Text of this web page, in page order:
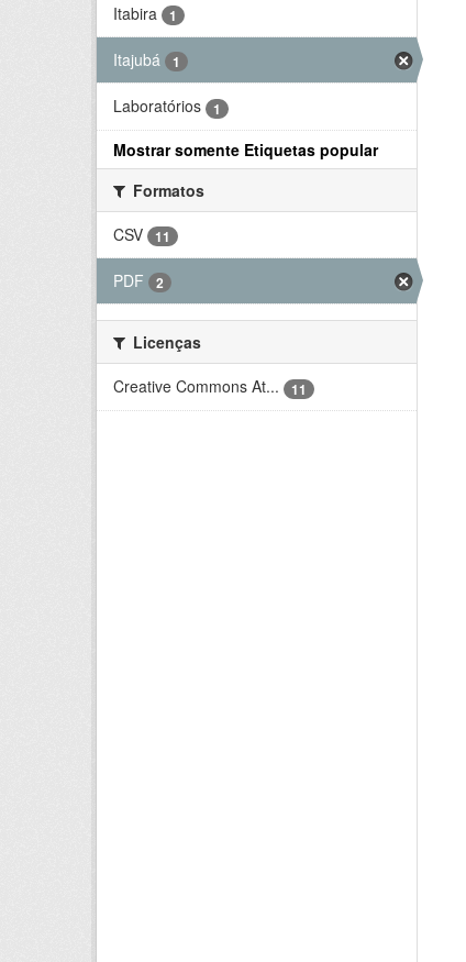
Itabira 1
Itajubá 1
Laboratórios 1
Mostrar somente Etiquetas popular
Formatos
CSV
11
PDF 2
Licenças
Creative Commons At...
11